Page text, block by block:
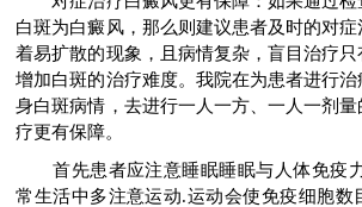
白斑为白癜风，那么则建议患者及时的对
着易扩散的现象，且病情复杂，盲目治疗只
增加白斑的治疗难度。我院在为患者进行
身白斑病情，去进行一人一方、一人一剂
疗更有保障。
首先患者应注意睡眠睡眠与人体免疫
常生活中多注意运动.运动会使免疫细胞数